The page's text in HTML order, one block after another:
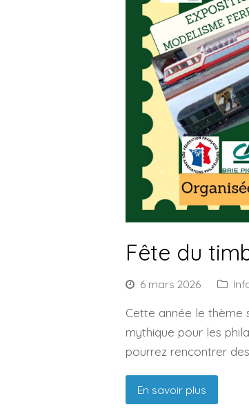
Fête du
6 mars 2026
Cette année le thème
mythique pour les
pourrez rencontrer
En savoir plus